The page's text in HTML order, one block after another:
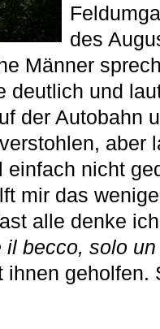
des
Männer
deutlich und
der Autobahn
aber
einfach nicht
mir das
alle denke
il becco, solo
ihnen geholfen.